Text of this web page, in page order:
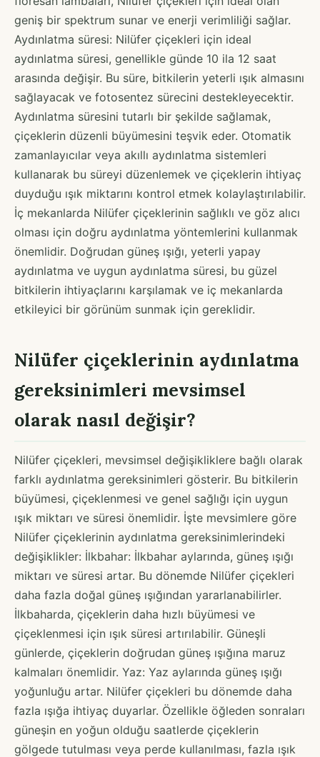
geniş bir spektrum sunar ve enerji verimliliği sağlar.
Aydınlatma süresi: Nilüfer çiçekleri için ideal
aydınlatma süresi, genellikle günde 10 ila 12 saat
arasında değişir. Bu süre, bitkilerin yeterli ışık almasını
sağlayacak ve fotosentez sürecini destekleyecektir.
Aydınlatma süresini tutarlı bir şekilde sağlamak,
çiçeklerin düzenli büyümesini teşvik eder. Otomatik
zamanlayıcılar veya akıllı aydınlatma sistemleri
kullanarak bu süreyi düzenlemek ve çiçeklerin ihtiyaç
duyduğu ışık miktarını kontrol etmek kolaylaştırılabilir.
İç mekanlarda Nilüfer çiçeklerinin sağlıklı ve göz alıcı
olması için doğru aydınlatma yöntemlerini kullanmak
önemlidir. Doğrudan güneş ışığı, yeterli yapay
aydınlatma ve uygun aydınlatma süresi, bu güzel
bitkilerin ihtiyaçlarını karşılamak ve iç mekanlarda
etkileyici bir görünüm sunmak için gereklidir.
Nilüfer çiçeklerinin aydınlatma
gereksinimleri mevsimsel
olarak nasıl değişir?
Nilüfer çiçekleri, mevsimsel değişikliklere bağlı olarak
farklı aydınlatma gereksinimleri gösterir. Bu bitkilerin
büyümesi, çiçeklenmesi ve genel sağlığı için uygun
ışık miktarı ve süresi önemlidir. İşte mevsimlere göre
Nilüfer çiçeklerinin aydınlatma gereksinimlerindeki
değişiklikler: İlkbahar: İlkbahar aylarında, güneş ışığı
miktarı ve süresi artar. Bu dönemde Nilüfer çiçekleri
daha fazla doğal güneş ışığından yararlanabilirler.
İlkbaharda, çiçeklerin daha hızlı büyümesi ve
çiçeklenmesi için ışık süresi artırılabilir. Güneşli
günlerde, çiçeklerin doğrudan güneş ışığına maruz
kalmaları önemlidir. Yaz: Yaz aylarında güneş ışığı
yoğunluğu artar. Nilüfer çiçekleri bu dönemde daha
fazla ışığa ihtiyaç duyarlar. Özellikle öğleden sonraları
güneşin en yoğun olduğu saatlerde çiçeklerin
gölgede tutulması veya perde kullanılması, fazla ışık